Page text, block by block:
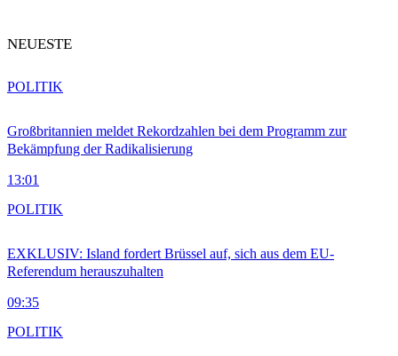
NEUESTE
Großbritannien meldet Rekordzahlen bei dem Programm zur
Bekämpfung der Radikalisierung
13:01
POLITIK
EXKLUSIV: Island fordert Brüssel auf, sich aus dem EU-
Referendum herauszuhalten
09:35
POLITIK
POLITIK